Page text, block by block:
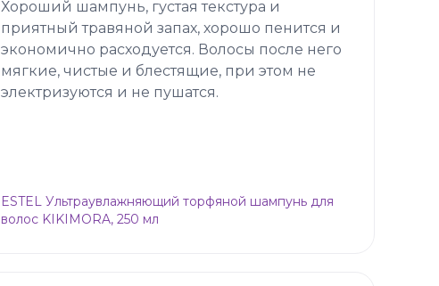
Хороший шампунь, густая текстура и
приятный травяной запах, хорошо пенится и
экономично расходуется. Волосы после него
мягкие, чистые и блестящие, при этом не
электризуются и не пушатся.
ESTEL Ультраувлажняющий торфяной шампунь для
волос KIKIMORA, 250 мл